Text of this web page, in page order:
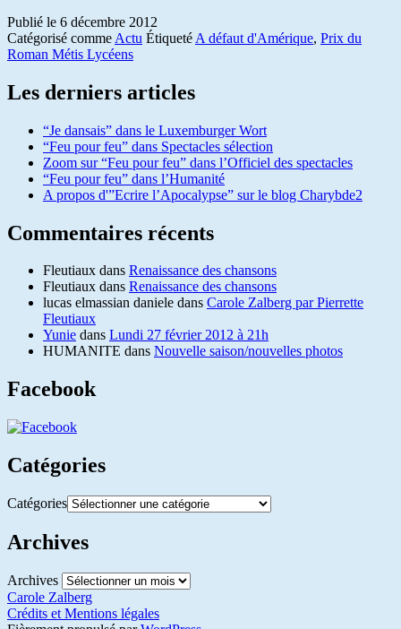
Publié le 6 décembre 2012
Catégorisé comme Actu Étiqueté A défaut d'Amérique, Prix du
Roman Métis Lycéens
Les derniers articles
“Je dansais” dans le Luxemburger Wort
“Feu pour feu” dans Spectacles sélection
Zoom sur “Feu pour feu” dans l’Officiel des spectacles
“Feu pour feu” dans l’Humanité
A propos d'”Ecrire l’Apocalypse” sur le blog Charybde2
Commentaires récents
Fleutiaux dans Renaissance des chansons
Fleutiaux dans Renaissance des chansons
lucas elmassian daniele dans Carole Zalberg par Pierrette
Fleutiaux
Yunie dans Lundi 27 février 2012 à 21h
HUMANITE dans Nouvelle saison/nouvelles photos
Facebook
Catégories
Catégories
Archives
Archives
Carole Zalberg
Crédits et Mentions légales